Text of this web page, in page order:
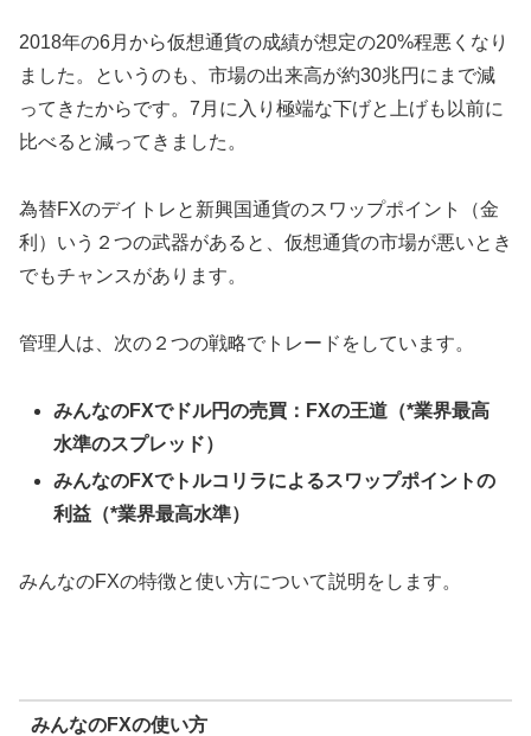
2018年の6月から仮想通貨の成績が想定の20%程悪くなり
ました。というのも、市場の出来高が約30兆円にまで減
ってきたからです。7月に入り極端な下げと上げも以前に
比べると減ってきました。
為替FXのデイトレと新興国通貨のスワップポイント（金
利）いう２つの武器があると、仮想通貨の市場が悪いとき
でもチャンスがあります。
管理人は、次の２つの戦略でトレードをしています。
みんなのFXでドル円の売買：FXの王道（*業界最高
水準のスプレッド）
みんなのFXでトルコリラによるスワップポイントの
利益（*業界最高水準）
みんなのFXの特徴と使い方について説明をします。
みんなのFXの使い方